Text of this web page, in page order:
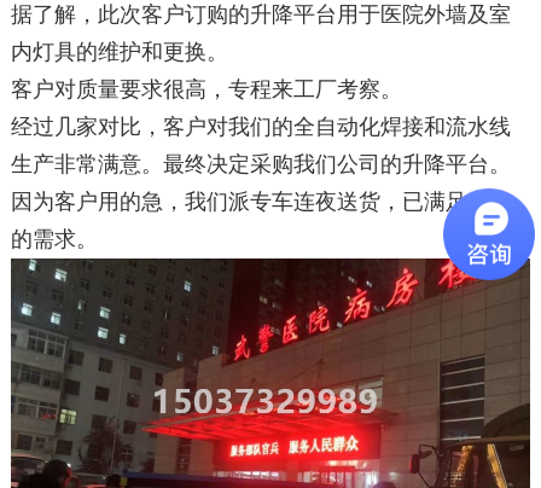
据了解，此次客户订购的升降平台用于医院外墙及室
内灯具的维护和更换。
客户对质量要求很高，专程来工厂考察。
经过几家对比，客户对我们的全自动化焊接和流水线
生产非常满意。最终决定采购我们公司的升降平台。
因为客户用的急，我们派专车连夜送货，已满足客户
的需求。